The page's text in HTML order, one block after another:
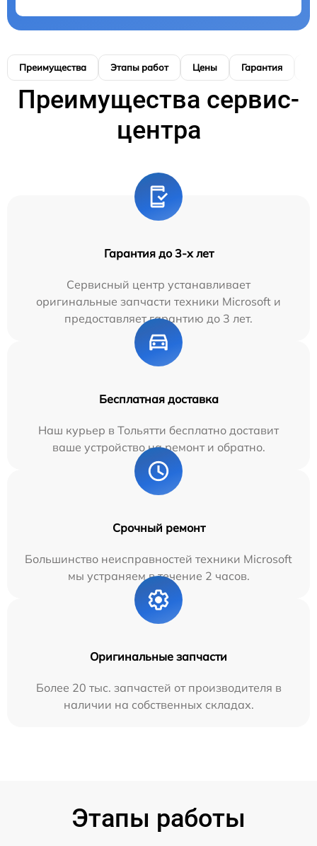
Преимущества Этапы работ Цены Гарантия
Преимущества сервис-
центра
Гарантия до 3-х лет
Сервисный центр устанавливает
оригинальные запчасти техники Microsoft и
предоставляет гарантию до 3 лет.
Бесплатная доставка
Наш курьер в Тольятти бесплатно доставит
ваше устройство на ремонт и обратно.
Срочный ремонт
Большинство неисправностей техники Microsoft
мы устраняем в течение 2 часов.
Оригинальные запчасти
Более 20 тыс. запчастей от производителя в
наличии на собственных складах.
Этапы работы